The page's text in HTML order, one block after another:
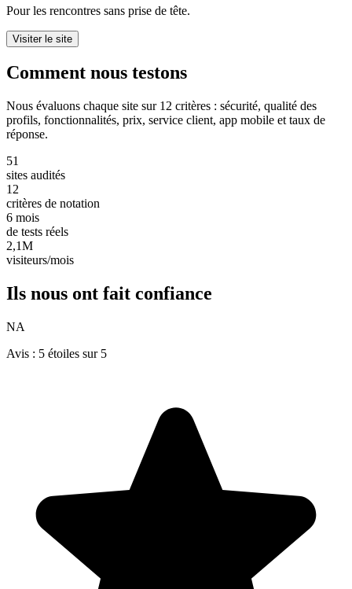
Pour les rencontres sans prise de tête.
Visiter le site
Comment nous testons
Nous évaluons chaque site sur 12 critères : sécurité, qualité des
profils, fonctionnalités, prix, service client, app mobile et taux de
réponse.
51
sites audités
12
critères de notation
6 mois
de tests réels
2,1M
visiteurs/mois
Ils nous ont fait confiance
NA
Avis : 5 étoiles sur 5